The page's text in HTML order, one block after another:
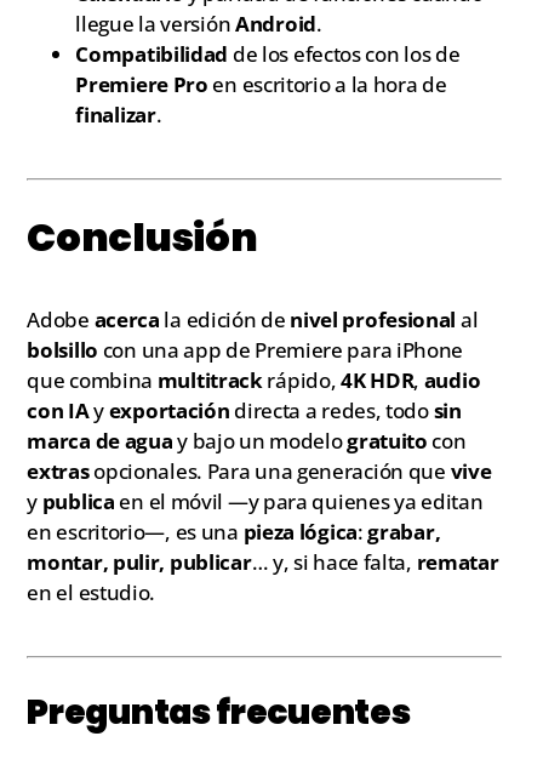
llegue la versiónAndroid.
Compatibilidad de los efectos con los de
Premiere Pro en escritorio a la hora de
finalizar.
Conclusión
Adobe acerca la edición de nivel profesional al
bolsillo con una app de Premiere para iPhone
que combina multitrackrápido,4K HDR, audio
con IAyexportación directa a redes, todosin
marca de aguay bajo un modelogratuito con
extrasopcionales. Para una generación que vive
y publica en el móvil —y para quienes ya editan
en escritorio—, es una pieza lógica:grabar,
montar, pulir, publicar… y, si hace falta, rematar
en el estudio.
Preguntas frecuentes